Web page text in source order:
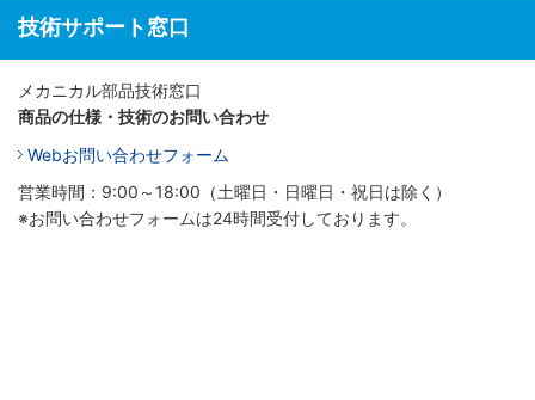
技術サポート窓口
メカニカル部品技術窓口
商品の仕様・技術のお問い合わせ
Webお問い合わせフォーム
営業時間：9:00～18:00（土曜日・日曜日・祝日は除く）
※お問い合わせフォームは24時間受付しております。